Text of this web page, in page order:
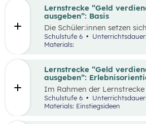
Zahlungsformen sie
der Zahlung sie bevorzugen.
Schüler:innen zeigen, dass
Wissen leichter ist den
zu finden und die
einzelnen Berufen wird
Lernstrecke “Geld
ausgeben”: Basis
Die Schüler:innen setzen
unterschiedlichen
das Thema Geld mit den
Konsum auseinander.
Bonus-Inhalte zu den
Handy“ und „Geld-Typ“.
Schulstufe 6
Materials:
Lernstrecke “Geld
ausgeben”:
Im Rahmen der Lernstrecke
verdienen und ausgeben”,
Einstiegsideen vorgestellt.
Schulstufe 6
Materials: Einstiegsideen